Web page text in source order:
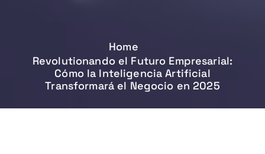
Home
Revolutionando el Futuro Empresarial:
Cómo la Inteligencia Artificial
Transformará el Negocio en 2025